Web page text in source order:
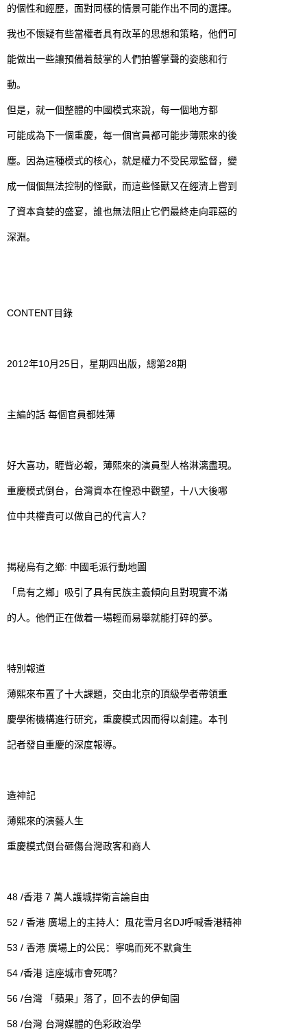
的個性和經歷，面對同樣的情景可能作出不同的選擇。
我也不懷疑有些當權者具有改革的思想和策略，他們可
能做出一些讓預備着鼓掌的人們拍響掌聲的姿態和行
動。
但是，就一個整體的中國模式來說，每一個地方都
可能成為下一個重慶，每一個官員都可能步薄熙來的後
塵。因為這種模式的核心，就是權力不受民眾監督，變
成一個個無法控制的怪獸，而這些怪獸又在經濟上嘗到
了資本貪婪的盛宴，誰也無法阻止它們最終走向罪惡的
深淵。
CONTENT 目錄
2012年10月 25 日，星期四出版，總第28期
主編的話 每個官員都姓薄
好大喜功，睚眥必報，薄熙來的演員型人格淋漓盡現。
重慶模式倒台，台灣資本在惶恐中觀望，十八大後哪
位中共權貴可以做自己的代言人？
揭秘烏有之鄉: 中國毛派行動地圖
「烏有之鄉」吸引了具有民族主義傾向且對現實不滿
的人。他們正在做着一場輕而易舉就能打碎的夢。
特別報道
薄熙來布置了十大課題，交由北京的頂級學者帶領重
慶學術機構進行研究，重慶模式因而得以創建。本刊
記者發自重慶的深度報導。
造神記
薄熙來的演藝人生
重慶模式倒台砸傷台灣政客和商人
48 /香港 7 萬人護城捍衛言論自由
52 / 香港 廣場上的主持人：風花雪月名 DJ呼喊香港精神
53 / 香港 廣場上的公民：寧鳴而死不默貪生
54 /香港 這座城市會死嗎？
56 /台灣 「蘋果」落了，回不去的伊甸園
58 /台灣 台灣媒體的色彩政治學